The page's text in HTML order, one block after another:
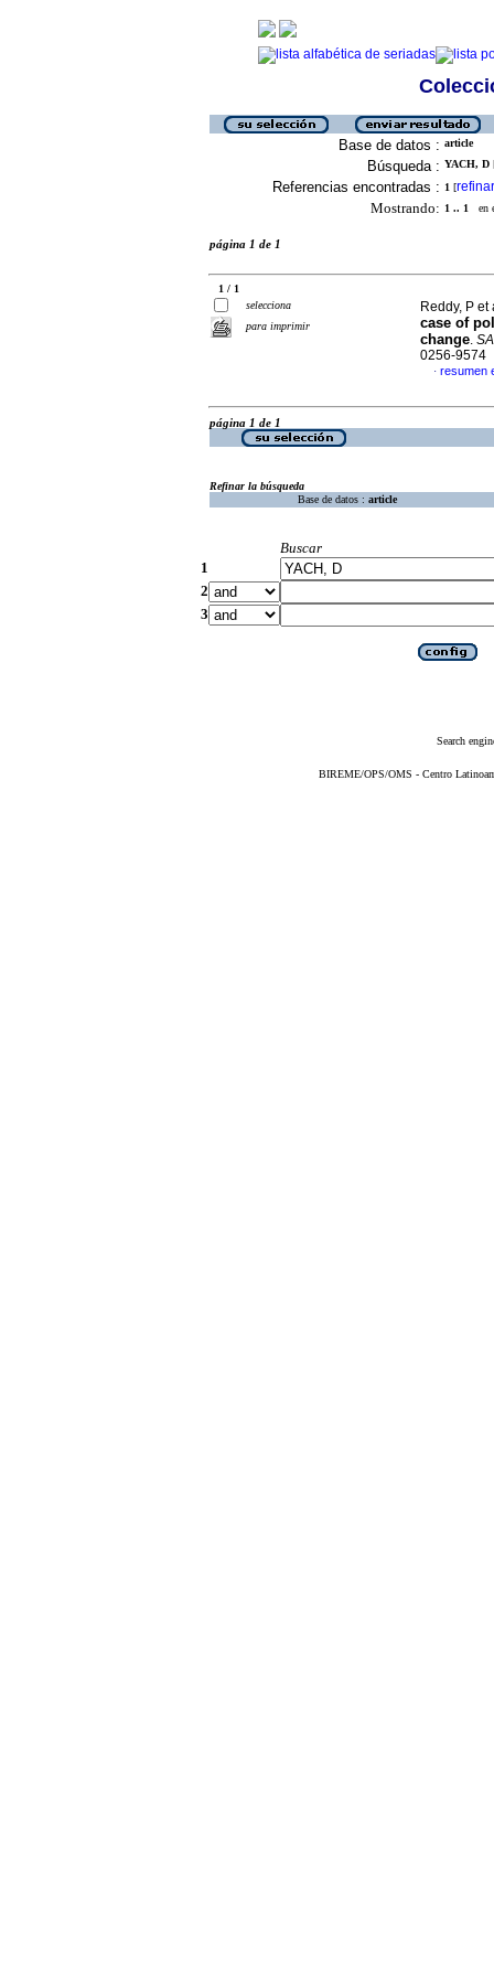
Base de datos : article
Búsqueda : YACH, D
Referencias encontradas : 1 [refinar
Mostrando: 1 .. 1 en
página 1 de 1
1 / 1
selecciona
para imprimir
Reddy, P
case of
change.
0256-9574
· resumen
página 1 de 1
Refinar la búsqueda
Base de datos : article
Buscar
1
2
3
Search
BIREME/OPS/OMS - Centro